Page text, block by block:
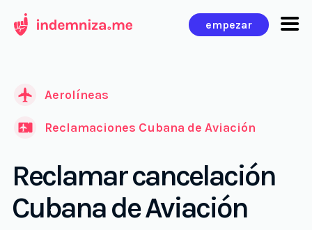
empezar
Aerolíneas
Reclamaciones Cubana de Aviación
Reclamar cancelación
Cubana de Aviación